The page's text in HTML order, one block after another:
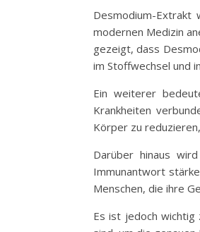
Desmodium-
modernen Medizin
gezeigt, dass
im Stoffwechsel und
Ein weiterer
Krankheiten
Körper zu
Darüber hinaus
Immunantwort
Menschen, die ihre
Es ist jedoch wichtig